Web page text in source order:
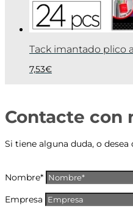
Tack imantado plico
7,53€
Contacte con
Si tiene alguna duda, o
Nombre*
Empresa